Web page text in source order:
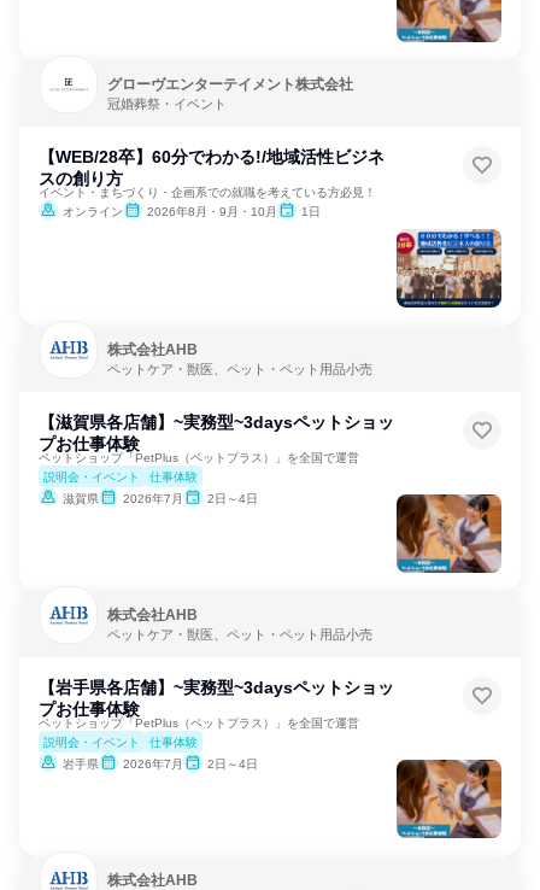
グローヴエンターテイメント株式会社
冠婚葬祭・イベント
【WEB/28卒】60分でわかる!/地域活性ビジネ
スの創り方
イベント・まちづくり・企画系での就職を考えている方必見！
オンライン
2026年8月・9月・10月 1日
株式会社AHB
ペットケア・獣医、ペット・ペット用品小売
【滋賀県各店舗】~実務型~3daysペットショッ
プお仕事体験
ペットショップ「PetPlus（ペットプラス）」を全国で運営
説明会・イベント
仕事体験
滋賀県
2026年7月 2日～4日
株式会社AHB
ペットケア・獣医、ペット・ペット用品小売
【岩手県各店舗】~実務型~3daysペットショッ
プお仕事体験
ペットショップ「PetPlus（ペットプラス）」を全国で運営
説明会・イベント
仕事体験
岩手県
2026年7月 2日～4日
株式会社AHB